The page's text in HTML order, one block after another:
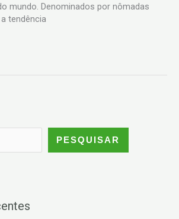
mundo. Denominados por nômadas
tendência
PESQUISAR